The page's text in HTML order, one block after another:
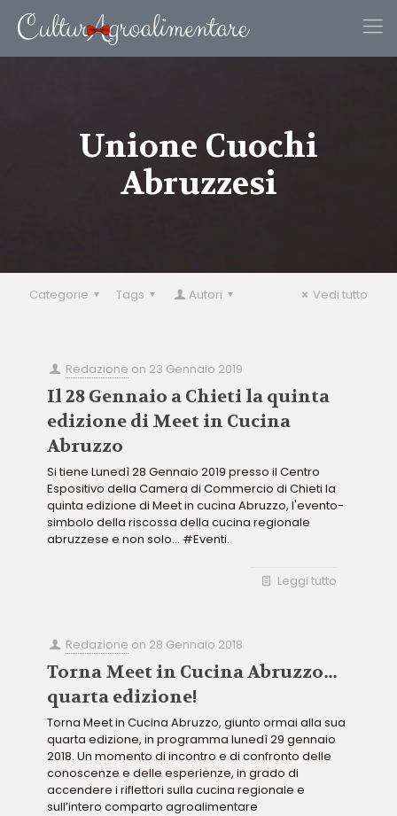
Unione Cuochi
Abruzzesi
Categorie Tags Autori Vedi tutto
Redazione on 23 Gennaio 2019
Il 28 Gennaio a Chieti la quinta
edizione di Meet in Cucina
Abruzzo
Si tiene Lunedì 28 Gennaio 2019 presso il Centro
Espositivo della Camera di Commercio di Chieti la
quinta edizione di Meet in cucina Abruzzo, l'evento-
simbolo della riscossa della cucina regionale
abruzzese e non solo... #Eventi.
Leggi tutto
Redazione on 28 Gennaio 2018
Torna Meet in Cucina Abruzzo…
quarta edizione!
Torna Meet in Cucina Abruzzo, giunto ormai alla sua
quarta edizione, in programma lunedì 29 gennaio
2018. Un momento di incontro e di confronto delle
conoscenze e delle esperienze, in grado di
accendere i riflettori sulla cucina regionale e
sull’intero comparto agroalimentare